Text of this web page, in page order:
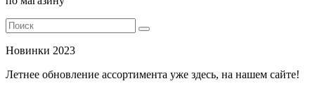
Новинки 2023
Летнее обновление ассортимента уже здесь, на нашем сайте!